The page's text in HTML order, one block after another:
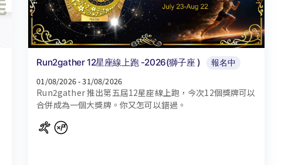
Run2gather 12星座線上跑 -2026(獅子座 ) 報名中
01/08/2026 - 31/08/2026
Run2gather 推出第五屆12星座線上跑，今次12個獎牌可以
合併成為一個大獎牌。你又怎可以錯過。